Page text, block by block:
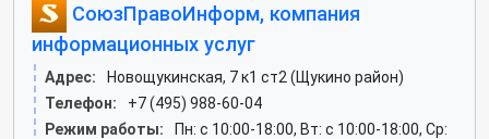
СоюзПравоИнформ, компания
информационных услуг
Адрес:
Новощукинская, 7 к1 ст2 (Щукино район)
Телефон:
+7 (495) 988-60-04
Режим работы:
Пн: c 10:00-18:00, Вт: c 10:00-18:00, Ср: